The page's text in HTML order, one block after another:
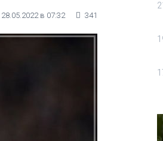
28.05.2022 в 07:32 341